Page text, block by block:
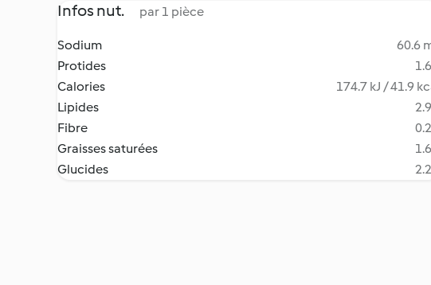
Infos nut. par 1 pièce
Sodium
60.6
Protides
Calories
174.7 kJ / 41.9
Lipides
Fibre
Graisses saturées
Glucides